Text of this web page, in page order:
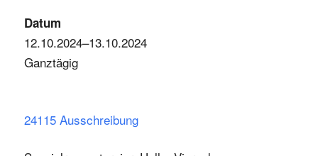
Datum
12.10.2024–13.10.2024
Ganztägig
24115 Ausschreibung